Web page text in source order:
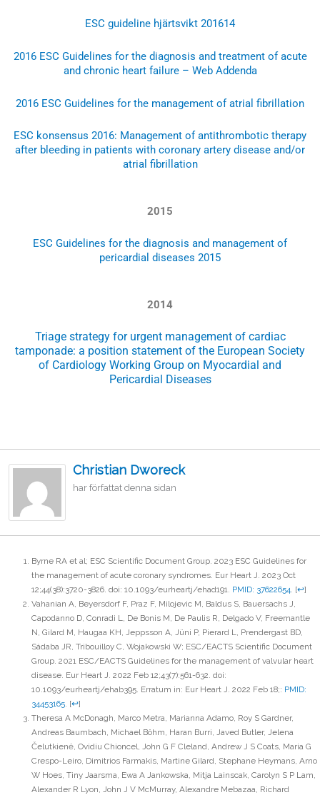
ESC guideline hjärtsvikt 201614
2016 ESC Guidelines for the diagnosis and treatment of acute
and chronic heart failure – Web Addenda
2016 ESC Guidelines for the management of atrial fibrillation
ESC konsensus 2016: Management of antithrombotic therapy
after bleeding in patients with coronary artery disease and/or
atrial fibrillation
2015
ESC Guidelines for the diagnosis and management of
pericardial diseases 2015
2014
Triage strategy for urgent management of cardiac
tamponade: a position statement of the European Society
of Cardiology Working Group on Myocardial and
Pericardial Diseases
Christian Dworeck
har författat denna sidan
Byrne RA et al; ESC Scientific Document Group. 2023 ESC Guidelines for
the management of acute coronary syndromes. Eur Heart J. 2023 Oct
12;44(38):3720-3826. doi: 10.1093/eurheartj/ehad191. PMID: 37622654 [↩]
Vahanian A, Beyersdorf F, Praz F, Milojevic M, Baldus S, Bauersachs J,
Capodanno D, Conradi L, De Bonis M, De Paulis R, Delgado V, Freemantle
N, Gilard M, Haugaa KH, Jeppsson A, Jüni P, Pierard L, Prendergast BD,
Sádaba JR, Tribouilloy C, Wojakowski W; ESC/EACTS Scientific Document
Group. 2021 ESC/EACTS Guidelines for the management of valvular heart
disease. Eur Heart J. 2022 Feb 12;43(7):561-632. doi:
10.1093/eurheartj/ehab395. Erratum in: Eur Heart J. 2022 Feb 18;: PMID:
34453165. [↩]
Theresa A McDonagh, Marco Metra, Marianna Adamo, Roy S Gardner,
Andreas Baumbach, Michael Böhm, Haran Burri, Javed Butler, Jelena
Čelutkienė, Ovidiu Chioncel, John G F Cleland, Andrew J S Coats, Maria G
Crespo-Leiro, Dimitrios Farmakis, Martine Gilard, Stephane Heymans, Arno
W Hoes, Tiny Jaarsma, Ewa A Jankowska, Mitja Lainscak, Carolyn S P Lam,
Alexander R Lyon, John J V McMurray, Alexandre Mebazaa, Richard